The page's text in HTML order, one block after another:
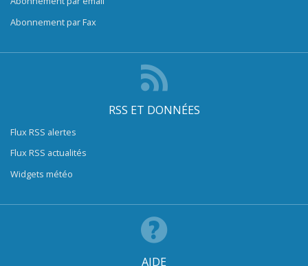
Abonnement par Fax
RSS ET DONNÉES
Flux RSS alertes
Flux RSS actualités
Widgets météo
AIDE